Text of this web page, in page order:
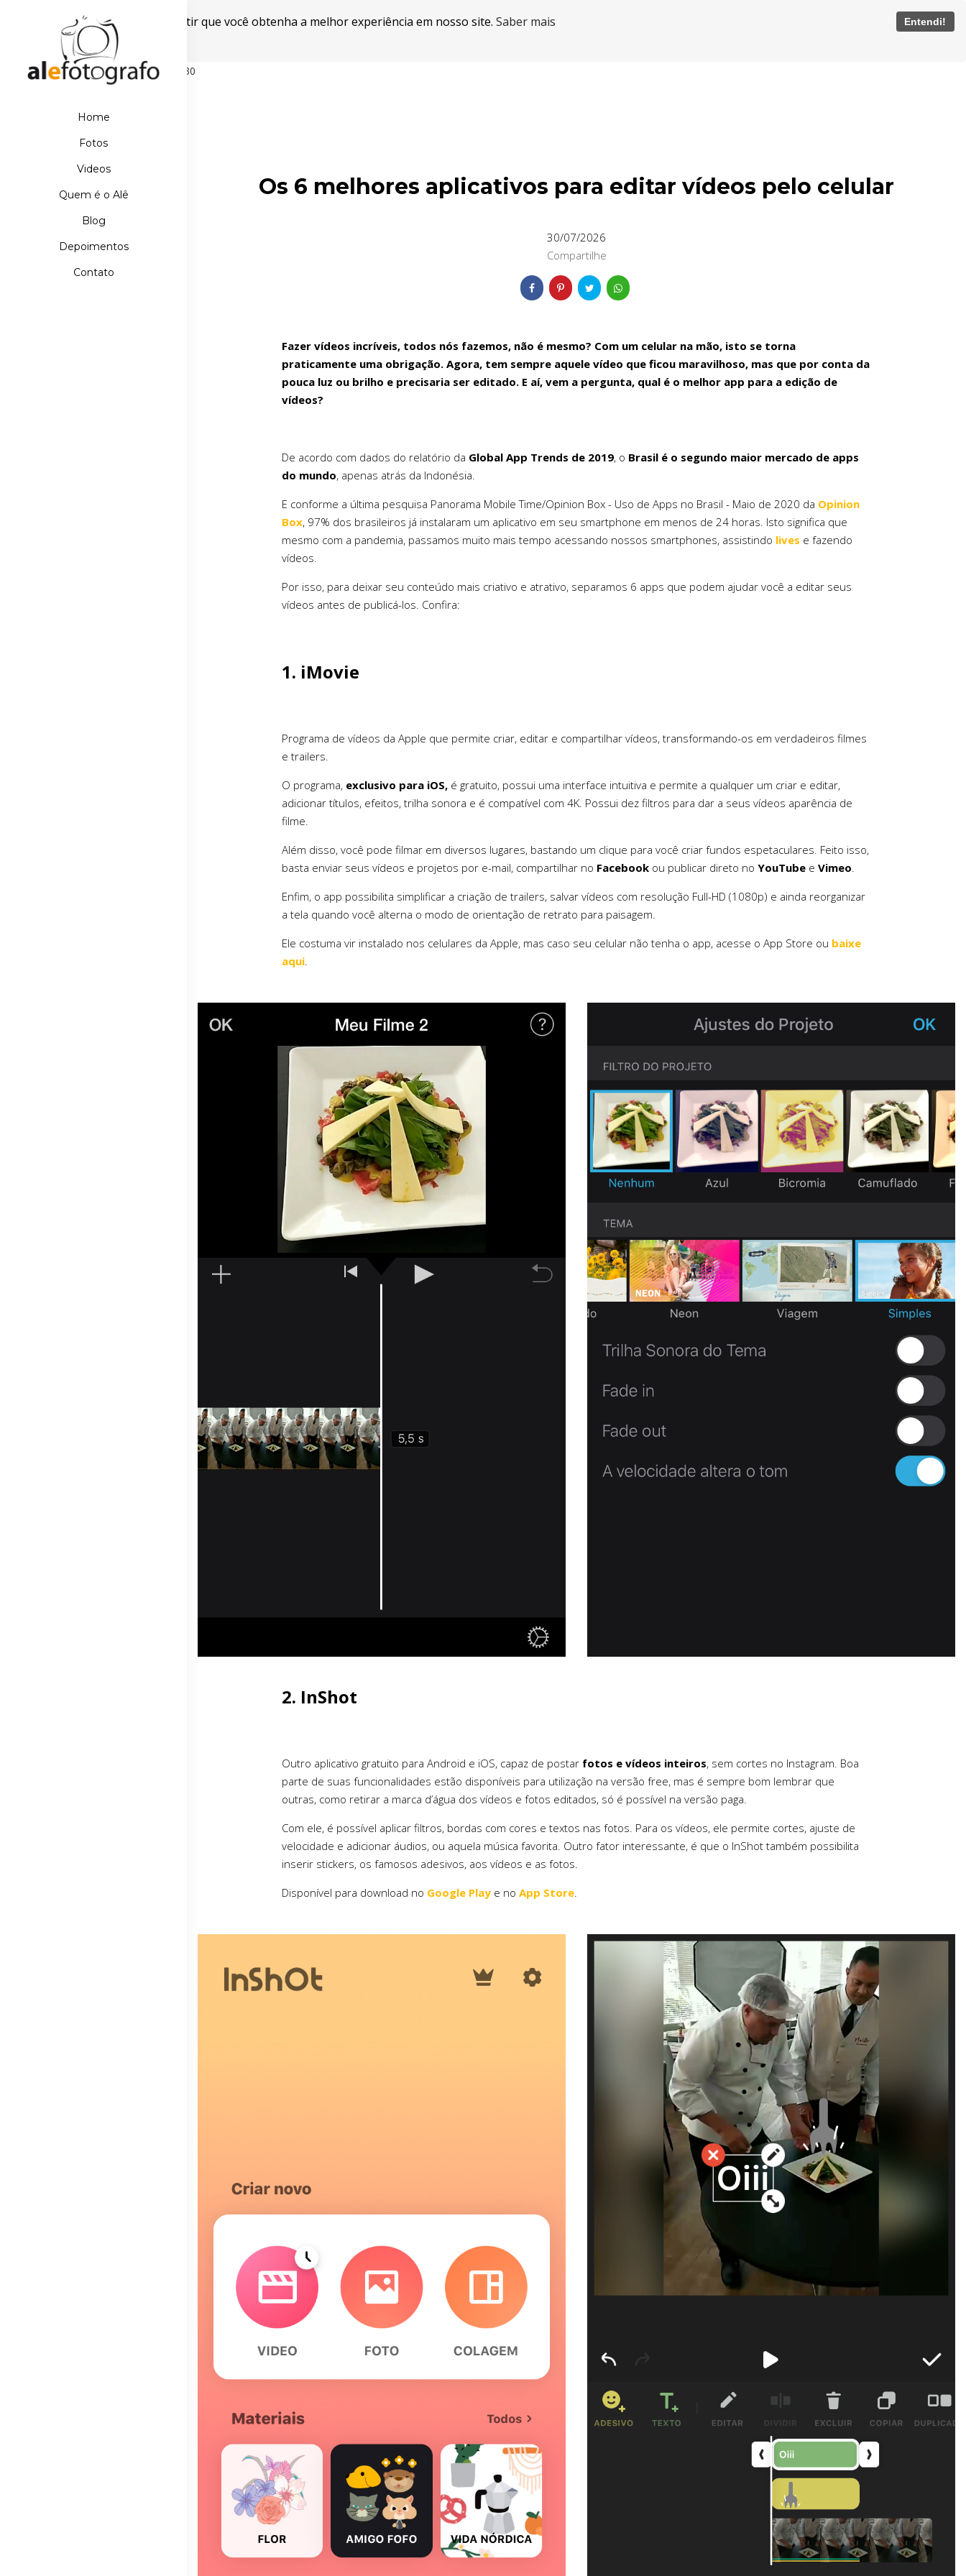
Este site usa cookies para garantir que você obtenha a melhor experiência em nosso site. Saber mais Entendi!
Powered by WebsitePolicies
498D39E21DB110067AA42A42EBDE5630
Home
Fotos
Videos
Quem é o Alê
Blog
Depoimentos
Contato
Os 6 melhores aplicativos para editar vídeos pelo celular
30/07/2026
Compartilhe
Fazer vídeos incríveis, todos nós fazemos, não é mesmo? Com um celular na mão, isto se torna
praticamente uma obrigação. Agora, tem sempre aquele vídeo que ficou maravilhoso, mas que por conta da
pouca luz ou brilho e precisaria ser editado. E aí, vem a pergunta, qual é o melhor app para a edição de
vídeos?
De acordo com dados do relatório da Global App Trends de 2019, o Brasil é o segundo maior mercado de apps
do mundo, apenas atrás da Indonésia.
E conforme a última pesquisa Panorama Mobile Time/Opinion Box - Uso de Apps no Brasil - Maio de 2020 da Opinion
Box, 97% dos brasileiros já instalaram um aplicativo em seu smartphone em menos de 24 horas. Isto significa que
mesmo com a pandemia, passamos muito mais tempo acessando nossos smartphones, assistindo lives e fazendo
vídeos.
Por isso, para deixar seu conteúdo mais criativo e atrativo, separamos 6 apps que podem ajudar você a editar seus
vídeos antes de publicá-los. Confira:
1. iMovie
Programa de vídeos da Apple que permite criar, editar e compartilhar vídeos, transformando-os em verdadeiros filmes
e trailers.
O programa, exclusivo para iOS, é gratuito, possui uma interface intuitiva e permite a qualquer um criar e editar,
adicionar títulos, efeitos, trilha sonora e é compatível com 4K. Possui dez filtros para dar a seus vídeos aparência de
filme.
Além disso, você pode filmar em diversos lugares, bastando um clique para você criar fundos espetaculares. Feito isso,
basta enviar seus vídeos e projetos por e-mail, compartilhar no Facebook ou publicar direto no YouTube e Vimeo
Enfim, o app possibilita simplificar a criação de trailers, salvar vídeos com resolução Full-HD (1080p) e ainda reorganizar
a tela quando você alterna o modo de orientação de retrato para paisagem.
Ele costuma vir instalado nos celulares da Apple, mas caso seu celular não tenha o app, acesse o App Store ou baixe
aqui
2. InShot
Outro aplicativo gratuito para Android e iOS, capaz de postar fotos e vídeos inteiros, sem cortes no Instagram. Boa
parte de suas funcionalidades estão disponíveis para utilização na versão free, mas é sempre bom lembrar que
outras, como retirar a marca d’água dos vídeos e fotos editados, só é possível na versão paga.
Com ele, é possível aplicar filtros, bordas com cores e textos nas fotos. Para os vídeos, ele permite cortes, ajuste de
velocidade e adicionar áudios, ou aquela música favorita. Outro fator interessante, é que o InShot também possibilita
inserir stickers, os famosos adesivos, aos vídeos e as fotos.
Disponível para download no Google Play e no App Store.